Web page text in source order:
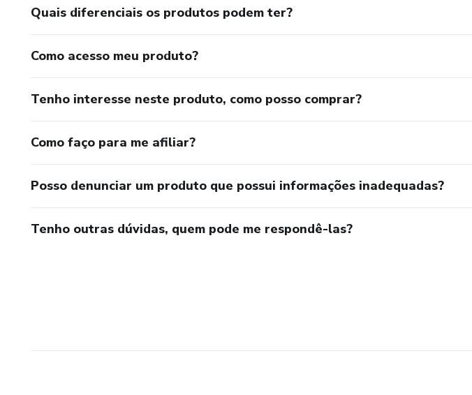
Quais diferenciais os produtos podem ter?
Como acesso meu produto?
Tenho interesse neste produto, como posso comprar?
Como faço para me afiliar?
Posso denunciar um produto que possui informações inadequadas?
Tenho outras dúvidas, quem pode me respondê-las?